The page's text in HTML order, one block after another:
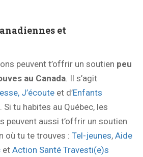
et
peuvent t’offrir un soutien peu
au Canada. Il s’agit
J’écoute et d’Enfants
. Si tu habites au Québec, les
peuvent aussi t’offrir un soutien
où tu te trouves : Tel-jeunes, Aide
et Action Santé Travesti(e)s